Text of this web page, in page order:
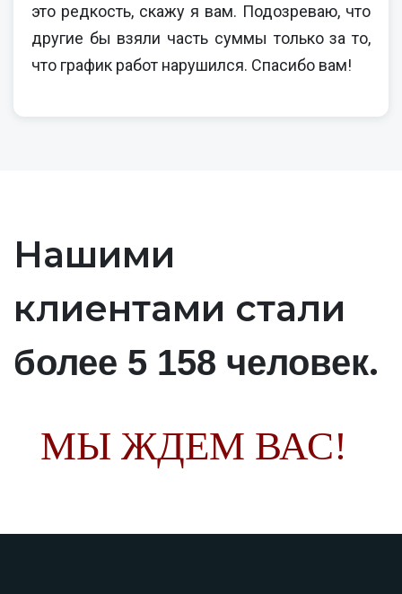
это редкость, скажу я вам. Подозреваю, что
другие бы взяли часть суммы только за то,
что график работ нарушился. Спасибо вам!
Нашими
клиентами стали
более 5 158 человек.
МЫ ЖДЕМ ВАС!